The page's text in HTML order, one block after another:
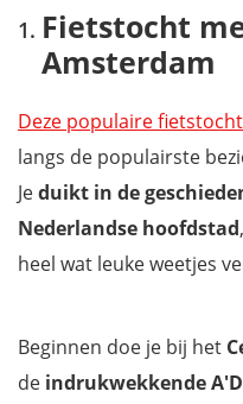
Verken Amsterdam met
Fietstocht langs de
Kindvriendelijke fietsroute
Fietstour door het platteland
Langs de windmolens van
Huur zelf je fiets in
Fietstocht
Amsterdam
Deze populaire
langs de populairste
Jeduikt in de
Nederlandse hoofdstad
heel wat leuke weetjes
Beginnen doe je bij het
de indrukwekkende